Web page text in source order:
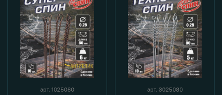
арт. 1025080 арт. 3025080